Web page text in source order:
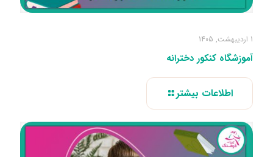
1 اردیبهشت, 1405
آموزشگاه کنکور دخترانه
اطلاعات بیشتر